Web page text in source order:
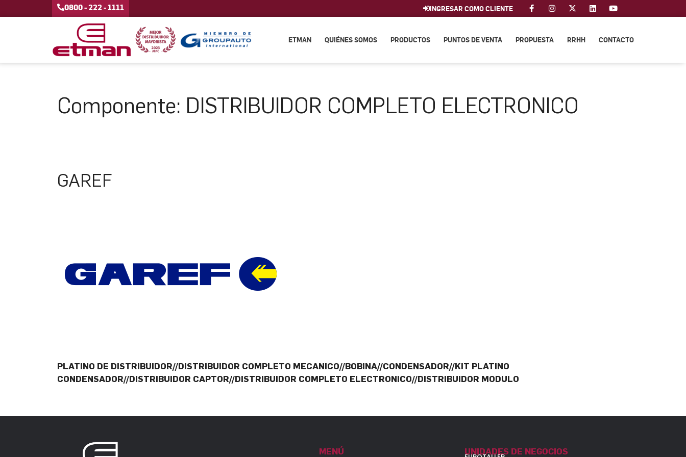
0800 - 222 - 1111 INGRESAR COMO CLIENTE
ETMAN QUIÉNES SOMOS PRODUCTOS PUNTOS DE VENTA PROPUESTA RRHH CONTACTO
Componente: DISTRIBUIDOR COMPLETO ELECTRONICO
GAREF
PLATINO DE DISTRIBUIDOR//DISTRIBUIDOR COMPLETO MECANICO//BOBINA//CONDENSADOR//KIT PLATINO
CONDENSADOR//DISTRIBUIDOR CAPTOR//DISTRIBUIDOR COMPLETO ELECTRONICO//DISTRIBUIDOR MODULO
MENÚ UNIDADES DE NEGOCIOS